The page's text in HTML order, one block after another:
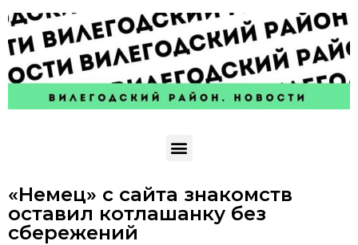
«Немец» с сайта знакомств
оставил котлашанку без
сбережений